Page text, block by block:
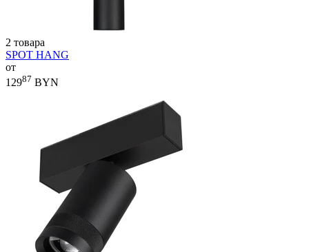
2 товара
SPOT HANG
от
12987 BYN